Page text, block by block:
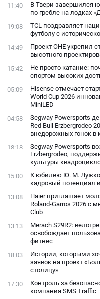
11:40
В Твери завершился
по гребле на лодках
19:08
TCL поздравляет
футболу с
14:49
Проект ОНЕ укрепил
высотного
15:42
Не просто катание:
спортом высоких
05:09
Hisense отмечает
World Cup 2026
MiniLED
04:58
Segway Powersports
Red Bull Erzbergrodeo
внедорожных гонок в
18:18
Segway Powersports
Erzbergrodeo,
культуры
15:00
К юбилею Ю. М.
кадровый потенциал
13:08
Haier приглашает
Roland-Garros 2026 с
Club
13:13
Merach S29R2:
освобождает
фитнес
18:03
Истории, которыми
заявок на проект
столицу»
17:30
Контроль за
компания SMS Traffic